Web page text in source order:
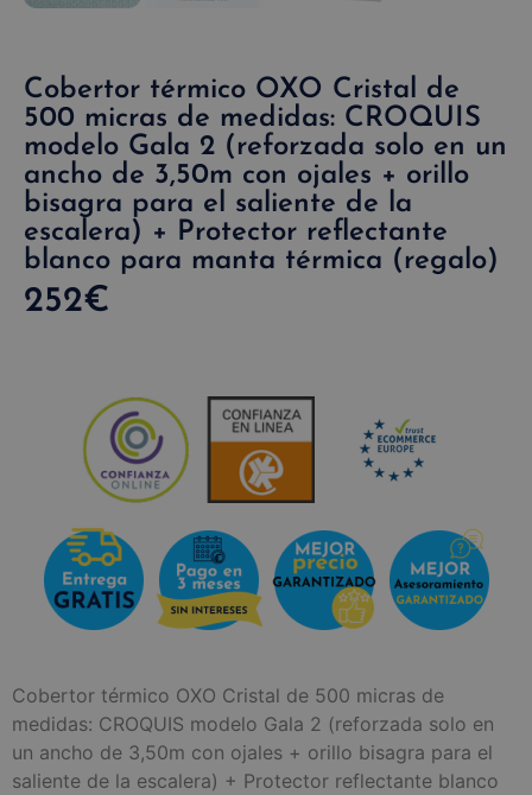
Cobertor térmico OXO Cristal de
500 micras de medidas: CROQUIS
modelo Gala 2 (reforzada solo en un
ancho de 3,50m con ojales + orillo
bisagra para el saliente de la
escalera) + Protector reflectante
blanco para manta térmica (regalo)
252€
Cobertor térmico OXO Cristal de 500 micras de
medidas: CROQUIS modelo Gala 2 (reforzada solo en
un ancho de 3,50m con ojales + orillo bisagra para el
saliente de la escalera) + Protector reflectante blanco